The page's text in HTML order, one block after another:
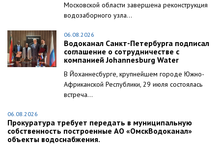
Московской области завершена реконструкция
водозаборного узла...
06.08.2026
Водоканал Санкт-Петербурга подписал
соглашение о сотрудничестве с
компанией Johannesburg Water
В Йоханнесбурге, крупнейшем городе Южно-
Африканской Республики, 29 июля состоялась
встреча...
06.08.2026
Прокуратура требует передать в муниципальную
собственность построенные АО «ОмскВодоканал»
объекты водоснабжения.